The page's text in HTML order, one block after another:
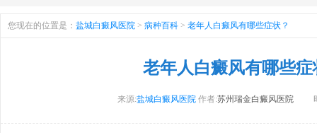
您现在的位置是： 盐城白癜风医院 > 病种百科 > 老年人白癜风有哪些症状？
老年人白癜风有哪些症
来源:盐城白癜风医院 作者:苏州瑞金白癜风医院